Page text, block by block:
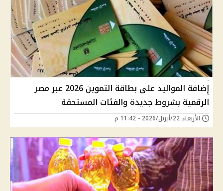
إضافة المواليد على بطاقة التموين 2026 عبر مصر
الرقمية بشروط جديدة والفئات المستحقة
الأربعاء 22/أبريل/2026 - 11:42 م